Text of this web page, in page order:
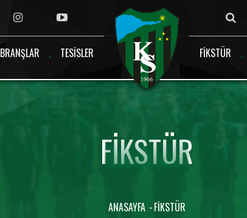
BRANŞLAR TESISLER FIKSTÜR
FIKSTÜR
ANASAYFA FIKSTÜR